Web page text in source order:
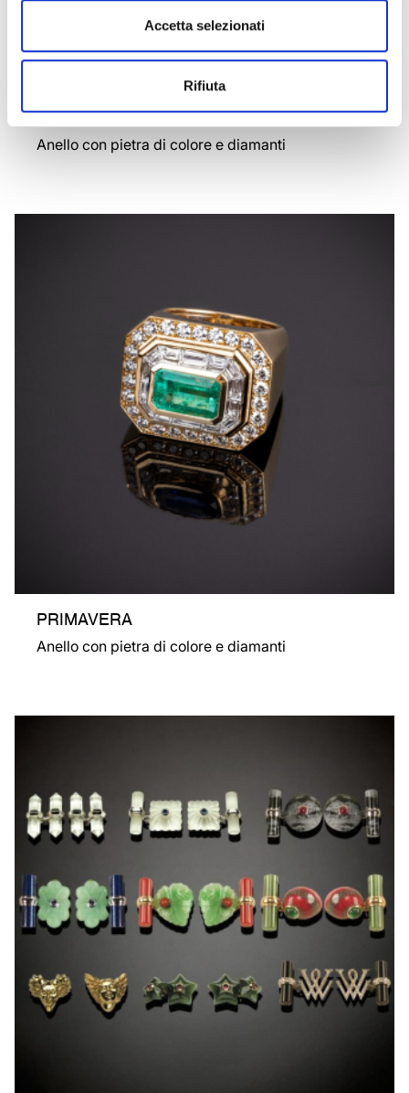
Accetta selezionati
Rifiuta
MARATEA
Anello con pietra di colore e diamanti
PRIMAVERA
Anello con pietra di colore e diamanti